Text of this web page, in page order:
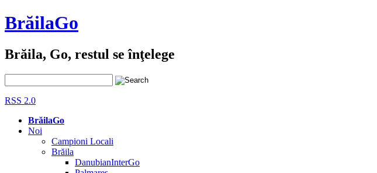
BrăilaGo
Brăila, Go, restul se înţelege
RSS 2.0
BrăilaGo
Noi
Campioni Locali
Brăila
DanubianInterGo